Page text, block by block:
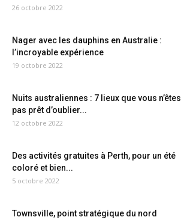
26 octobre 2022
Nager avec les dauphins en Australie :
l’incroyable expérience
19 octobre 2022
Nuits australiennes : 7 lieux que vous n’êtes
pas prêt d’oublier...
12 octobre 2022
Des activités gratuites à Perth, pour un été
coloré et bien...
5 octobre 2022
Townsville, point stratégique du nord